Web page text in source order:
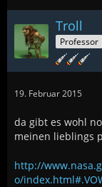
Troll
Professor
19. Februar 2015
da gibt es wohl
meinen lieblings
http://
o/